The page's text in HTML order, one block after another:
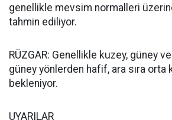
genellikle mevsim normalleri
tahmin ediliyor.
RÜZGAR: Genellikle kuzey, güney
güney yönlerden hafif, ara sıra
bekleniyor.
UYARILAR